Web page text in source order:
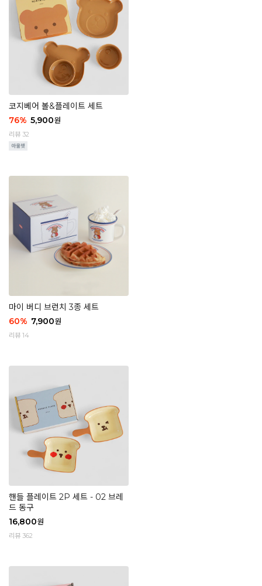
코지베어 볼&플레이트 세트
76% 5,900원
리뷰 32
마이 버디 브런치 3종 세트
60% 7,900원
리뷰 14
핸들 플레이트 2P 세트 - 02 브레
드 동구
16,800원
리뷰 362